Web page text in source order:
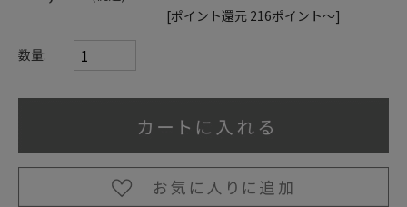
[ポイント還元 216ポイント～]
数量: